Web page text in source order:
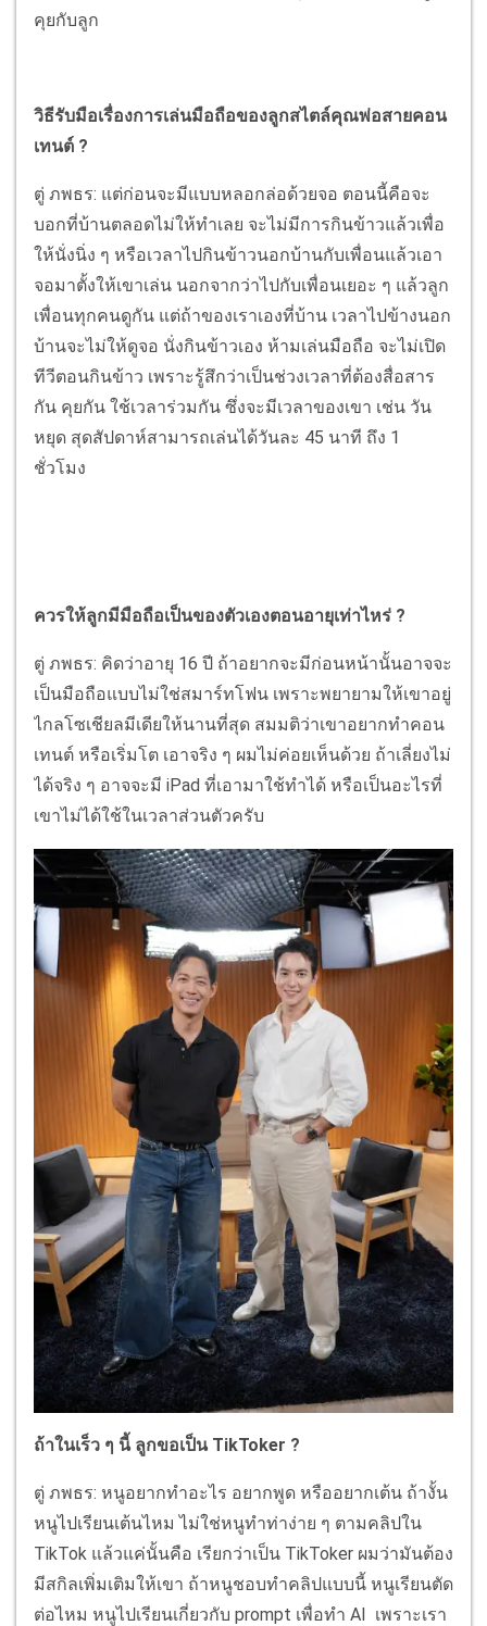
คุยกับลูก
วิธีรับมือเรื่องการเล่นมือถือของลูกสไตล์คุณพ่อสายคอน
เทนต์ ?
ตู่ ภพธร: แต่ก่อนจะมีแบบหลอกล่อด้วยจอ ตอนนี้คือจะ
บอกที่บ้านตลอดไม่ให้ทำเลย จะไม่มีการกินข้าวแล้วเพื่อ
ให้นั่งนิ่ง ๆ หรือเวลาไปกินข้าวนอกบ้านกับเพื่อนแล้วเอา
จอมาตั้งให้เขาเล่น นอกจากว่าไปกับเพื่อนเยอะ ๆ แล้วลูก
เพื่อนทุกคนดูกัน แต่ถ้าของเราเองที่บ้าน เวลาไปข้างนอก
บ้านจะไม่ให้ดูจอ นั่งกินข้าวเอง ห้ามเล่นมือถือ จะไม่เปิด
ทีวีตอนกินข้าว เพราะรู้สึกว่าเป็นช่วงเวลาที่ต้องสื่อสาร
กัน คุยกัน ใช้เวลาร่วมกัน ซึ่งจะมีเวลาของเขา เช่น วัน
หยุด สุดสัปดาห์สามารถเล่นได้วันละ 45 นาที ถึง 1
ชั่วโมง
ควรให้ลูกมีมือถือเป็นของตัวเองตอนอายุเท่าไหร่ ?
ตู่ ภพธร: คิดว่าอายุ 16 ปี ถ้าอยากจะมีก่อนหน้านั้นอาจจะ
เป็นมือถือแบบไม่ใช่สมาร์ทโฟน เพราะพยายามให้เขาอยู่
ไกลโซเชียลมีเดียให้นานที่สุด สมมติว่าเขาอยากทำคอน
เทนต์ หรือเริ่มโต เอาจริง ๆ ผมไม่ค่อยเห็นด้วย ถ้าเลี่ยงไม่
ได้จริง ๆ อาจจะมี iPad ที่เอามาใช้ทำได้ หรือเป็นอะไรที่
เขาไม่ได้ใช้ในเวลาส่วนตัวครับ
ถ้าในเร็ว ๆ นี้ ลูกขอเป็น TikToker ?
ตู่ ภพธร: หนูอยากทำอะไร อยากพูด หรืออยากเต้น ถ้างั้น
หนูไปเรียนเต้นไหม ไม่ใช่หนูทำท่าง่าย ๆ ตามคลิปใน
TikTok แล้วแค่นั้นคือ เรียกว่าเป็น TikToker ผมว่ามันต้อง
มีสกิลเพิ่มเติมให้เขา ถ้าหนูชอบทำคลิปแบบนี้ หนูเรียนตัด
ต่อไหม หนูไปเรียนเกี่ยวกับ prompt เพื่อทำ AI เพราะเรา